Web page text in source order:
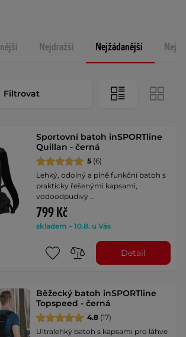
Nejdražší Nejžádanější
Filtrovat
Sportovní batoh inSPORTline
Quillan - černá
5 (6)
Lehký, odolný a plně funkční batoh s
prakticky řešenými kapsami,
vodoodpudivý …
799 Kč
skladem – 10.8. u Vás
Detail
Běžecký batoh inSPORTline
Topspeed - černá
4.8 (17)
Ultralehký batoh s kapsami pro láhve